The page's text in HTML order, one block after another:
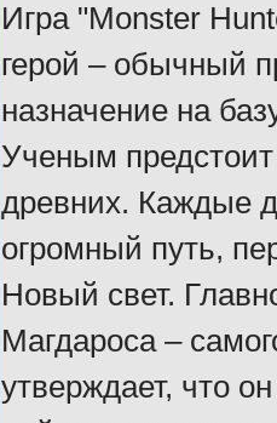
Игра "Monster
герой – обычный
назначение на
Ученым предстоит
древних. Каждые
огромный путь,
Новый свет.
Магдароса –
утверждает, что